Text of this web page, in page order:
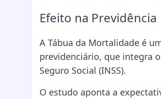
Efeito na Previdência
A Tábua da Mortalidade é
previdenciário, que integra
Seguro Social (INSS).
O estudo aponta a